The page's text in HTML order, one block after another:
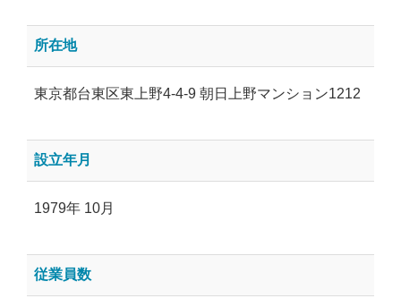
所在地
東京都台東区東上野4-4-9 朝日上野マンション1212
設立年月
1979年 10月
従業員数